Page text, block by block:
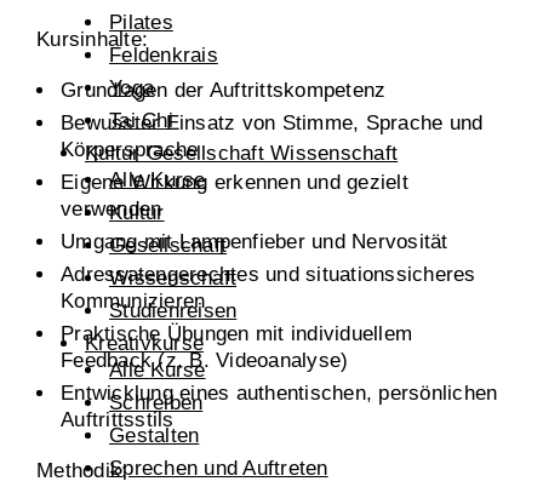
Pilates
Feldenkrais
Yoga
Tai Chi
Kultur Gesellschaft Wissenschaft
Alle Kurse
Kultur
Gesellschaft
Wissenschaft
Studienreisen
Kreativkurse
Alle Kurse
Schreiben
Gestalten
Sprechen und Auftreten
Kursinhalte:
Grundlagen der Auftrittskompetenz
Bewusster Einsatz von Stimme, Sprache und
Körpersprache
Eigene Wirkung erkennen und gezielt
verwenden
Umgang mit Lampenfieber und Nervosität
Adressatengerechtes und situationssicheres
Kommunizieren
Praktische Übungen mit individuellem
Feedback (z. B. Videoanalyse)
Entwicklung eines authentischen, persönlichen
Auftrittsstils
Methodik: